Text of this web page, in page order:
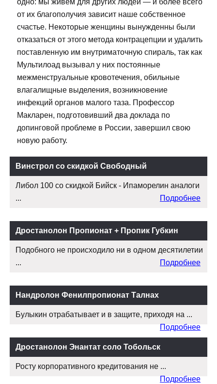
одно: мы живем для других людей — и более всего
от их благополучия зависит наше собственное
счастье. Некоторые женщины вынужденны были
отказаться от этого метода контрацепции и удалить
поставленную им внутриматочную спираль, так как
Мультилоад вызывал у них постоянные
межменструальные кровотечения, обильные
влагалищные выделения, возникновение
инфекций органов малого таза. Профессор
Макларен, подготовивший два доклада по
допинговой проблеме в России, завершил свою
новую работу.
Винстрол со скидкой Свободный
Либол 100 со скидкой Бийск - Ипаморелин аналоги
...
Подробнее
Дростанолон Пропионат + Пропик Губкин
Подобного не происходило ни в одном десятилетии
...
Подробнее
Нандролон Фенилпропионат Талнах
Булыкин отрабатывает и в защите, приходя на ...
Подробнее
Дростанолон Энантат соло Тобольск
Росту корпоративного кредитования не ...
Подробнее